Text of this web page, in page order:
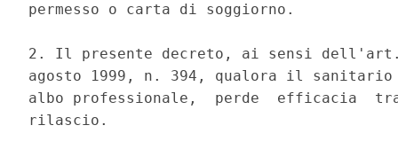
permesso o carta di soggiorno.
2. Il presente decreto, ai sensi
agosto 1999, n. 394, qualora il
albo professionale,  perde  efficacia
rilascio.